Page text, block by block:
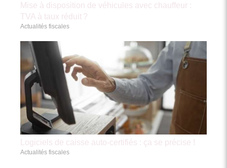
Mise à disposition de véhicules avec chauffeur :
TVA à taux réduit ?
Actualités fiscales
Logiciels de caisse auto-certifiés : ça se précise !
Actualités fiscales